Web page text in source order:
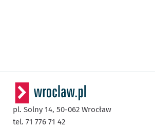
pl. Solny 14, 50-062 Wrocław
tel. 71 776 71 42